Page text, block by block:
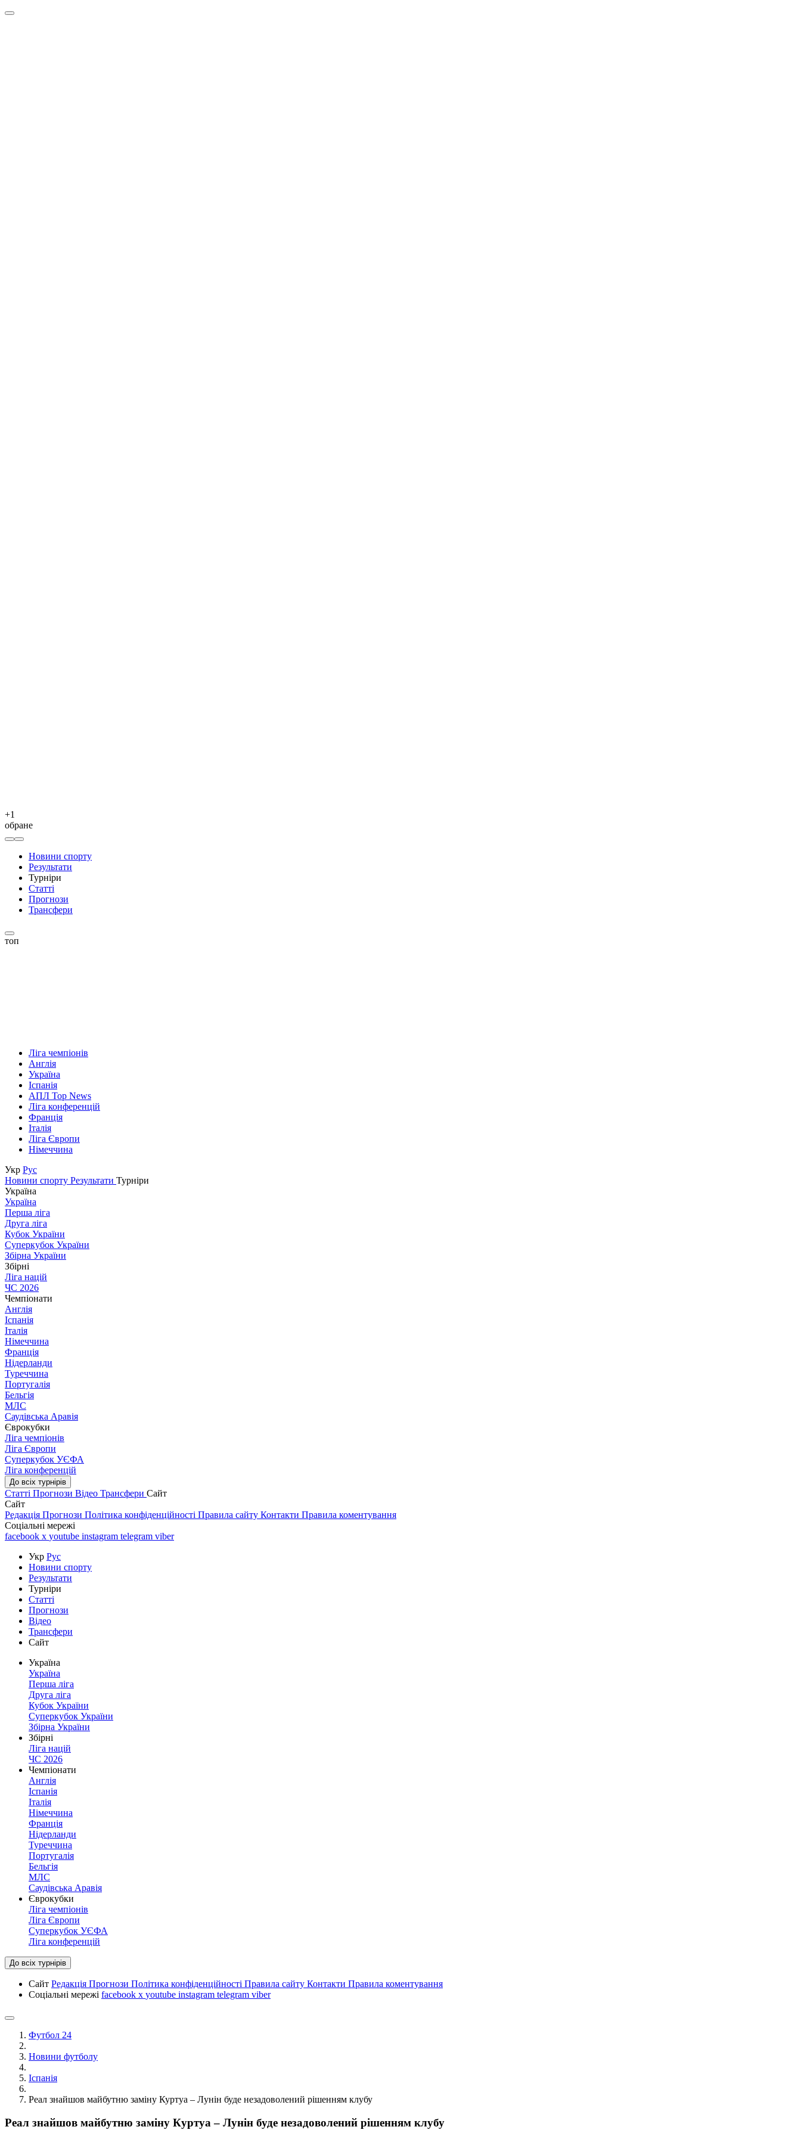
+1
обране
Новини спорту
Результати
Турніри
Статті
Прогнози
Трансфери
топ
Ліга чемпіонів
Англія
Україна
Іспанія
АПЛ Top News
Ліга конференцій
Франція
Італія
Ліга Європи
Німеччина
Укр Рус
Новини спорту Результати Турніри
Україна
Україна
Перша ліга
Друга ліга
Кубок України
Суперкубок України
Збірна України
Збірні
Ліга націй
ЧС 2026
Чемпіонати
Англія
Іспанія
Італія
Німеччина
Франція
Нідерланди
Туреччина
Португалія
Бельгія
МЛС
Саудівська Аравія
Єврокубки
Ліга чемпіонів
Ліга Європи
Суперкубок УЄФА
Ліга конференцій
До всіх турнірів
Статті Прогнози Відео Трансфери Сайт
Сайт
Редакція Прогнози Політика конфіденційності Правила сайту Контакти Правила коментування
Соціальні мережі
facebook x youtube instagram telegram viber
Укр Рус
Новини спорту
Результати
Турніри
Статті
Прогнози
Відео
Трансфери
Сайт
Україна
Україна
Перша ліга
Друга ліга
Кубок України
Суперкубок України
Збірна України
Збірні
Ліга націй
ЧС 2026
Чемпіонати
Англія
Іспанія
Італія
Німеччина
Франція
Нідерланди
Туреччина
Португалія
Бельгія
МЛС
Саудівська Аравія
Єврокубки
Ліга чемпіонів
Ліга Європи
Суперкубок УЄФА
Ліга конференцій
До всіх турнірів
Сайт Редакція Прогнози Політика конфіденційності Правила сайту Контакти Правила коментування
Соціальні мережі facebook x youtube instagram telegram viber
Футбол 24
Новини футболу
Іспанія
Реал знайшов майбутню заміну Куртуа – Лунін буде незадоволений рішенням клубу
Реал знайшов майбутню заміну Куртуа – Лунін буде незадоволений рішенням клубу